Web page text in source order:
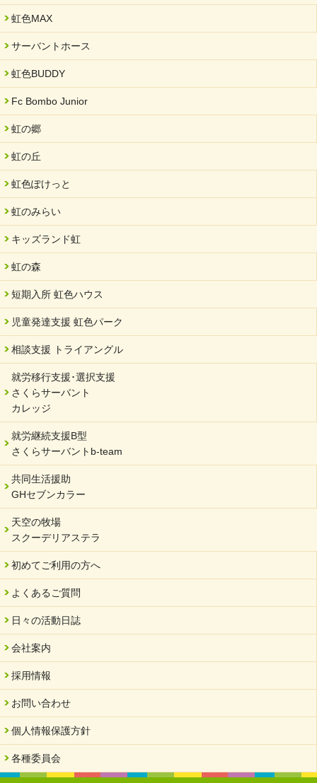
虹色MAX
サーバントホース
虹色BUDDY
Fc Bombo Junior
虹の郷
虹の丘
虹色ぽけっと
虹のみらい
キッズランド虹
虹の森
短期入所 虹色ハウス
児童発達支援 虹色パーク
相談支援 トライアングル
就労移行支援･選択支援
さくらサーバント
カレッジ
就労継続支援B型
さくらサーバントb-team
共同生活援助
GHセブンカラー
天空の牧場
スクーデリアステラ
初めてご利用の方へ
よくあるご質問
日々の活動日誌
会社案内
採用情報
お問い合わせ
個人情報保護方針
各種委員会